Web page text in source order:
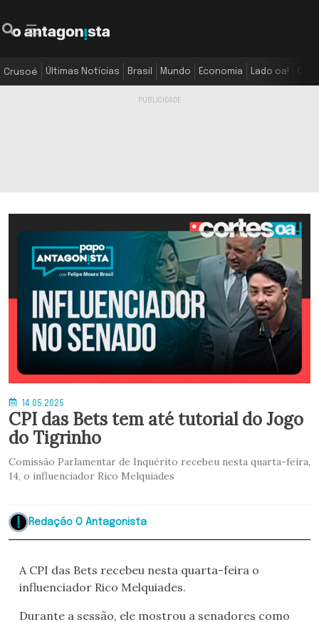
Crusoé Últimas Notícias Brasil Mundo Economia Lado oa!
14.05.2025
CPI das Bets tem até tutorial do Jogo
do Tigrinho
Comissão Parlamentar de Inquérito recebeu nesta quarta-feira,
14, o influenciador Rico Melquiades
Redação O Antagonista
A CPI das Bets recebeu nesta quarta-feira o
influenciador Rico Melquiades.
Durante a sessão, ele mostrou a senadores como